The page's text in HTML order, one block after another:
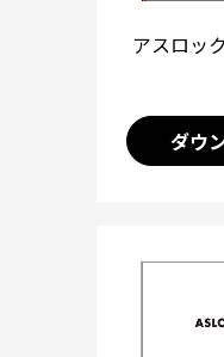
アスロッ
ダウ